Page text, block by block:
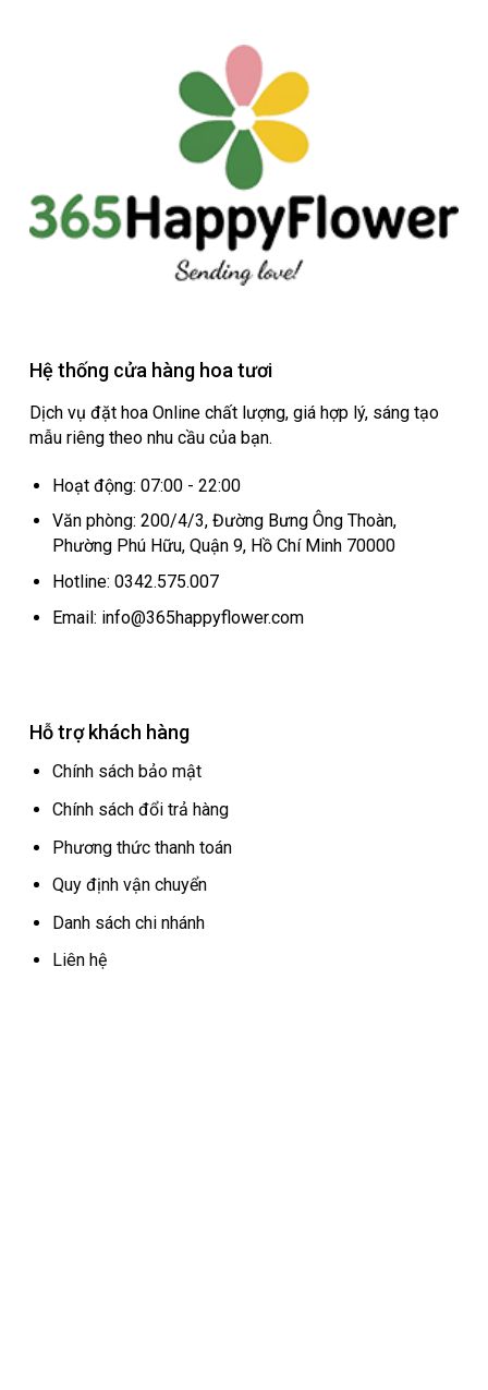
Hệ thống cửa hàng hoa tươi
Dịch vụ đặt hoa Online chất lượng, giá hợp lý, sáng tạo
mẫu riêng theo nhu cầu của bạn.
Hoạt động: 07:00 - 22:00
Văn phòng: 200/4/3, Đường Bưng Ông Thoàn,
Phường Phú Hữu, Quận 9, Hồ Chí Minh 70000
Hotline: 0342.575.007
Email: info@365happyflower.com
Hỗ trợ khách hàng
Chính sách bảo mật
Chính sách đổi trả hàng
Phương thức thanh toán
Quy định vận chuyển
Danh sách chi nhánh
Liên hệ